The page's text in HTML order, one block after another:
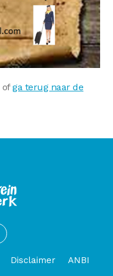
ofga terug naar de
Disclaimer ANBI